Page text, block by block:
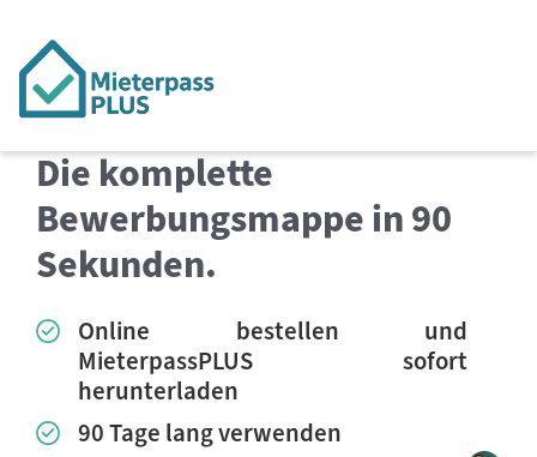
Die komplette
Bewerbungsmappe in 90
Sekunden.
Online bestellen und
MieterpassPLUS sofort
herunterladen
90 Tage lang verwenden